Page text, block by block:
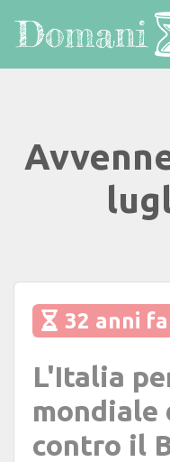
32 anni fa
L'Italia
mondiale
contro il